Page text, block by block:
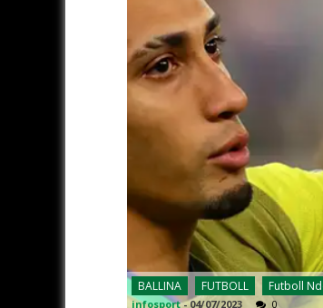
BALLINA FUTBOLL Futboll
infosport -04/07/2023 0